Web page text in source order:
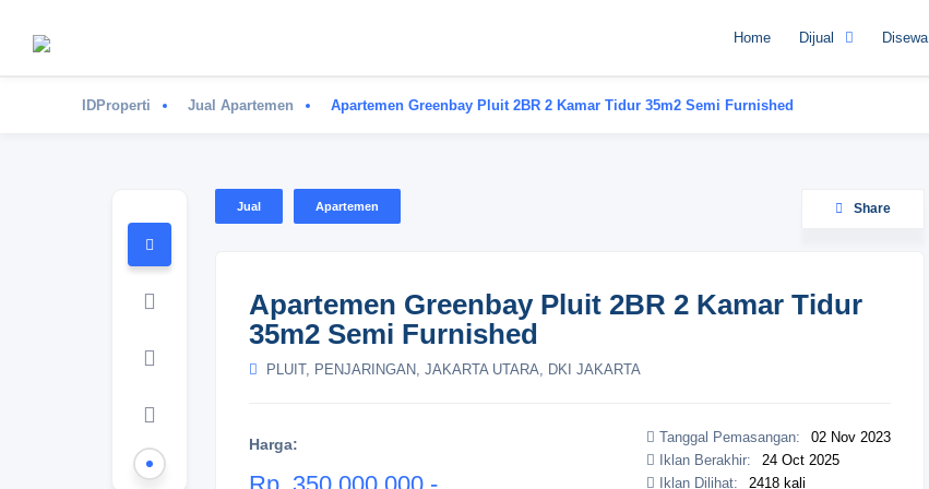
Home Dijual Disewa
IDProperti Jual Apartemen Apartemen Greenbay Pluit 2BR 2 Kamar Tidur 35m2 Semi Furnished
Jual Apartemen Share
Apartemen Greenbay Pluit 2BR 2 Kamar Tidur
35m2 Semi Furnished
PLUIT, PENJARINGAN, JAKARTA UTARA, DKI JAKARTA
Harga: Tanggal Pemasangan:
02 Nov 2023
Iklan Berakhir:
24 Oct 2025
Iklan Dilihat:
2418 kali